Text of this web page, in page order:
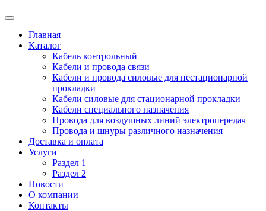
Главная
Каталог
Кабель контрольный
Кабели и провода связи
Кабели и провода силовые для нестационарной
прокладки
Кабели силовые для стационарной прокладки
Кабели специального назначения
Провода для воздушных линий электропередач
Провода и шнуры различного назначения
Доставка и оплата
Услуги
Раздел 1
Раздел 2
Новости
О компании
Контакты